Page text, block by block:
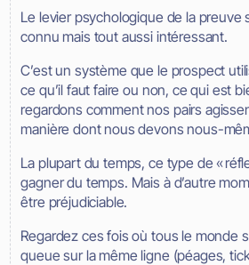
Le levier psychologique de la preuve
connu mais tout aussi intéressant.
C’est un système que le prospect
ce qu’il faut faire ou non, ce qui est
regardons comment nos pairs
manière dont nous devons nous-
La plupart du temps, ce type de «
gagner du temps. Mais à d’autre
être préjudiciable.
Regardez ces fois où tous le monde
queue sur la même ligne (péages,